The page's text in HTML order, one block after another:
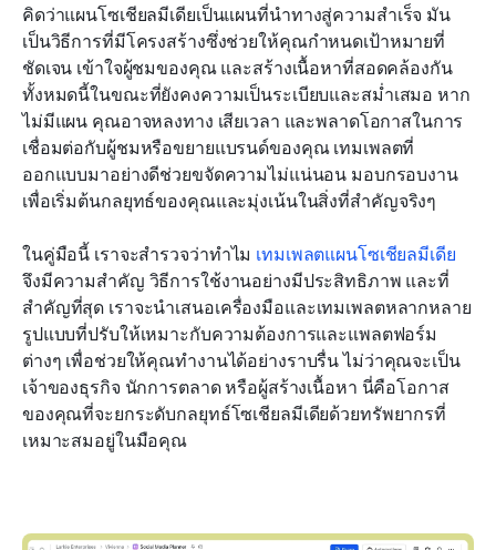
คิดว่าแผนโซเชียลมีเดียเป็นแผนที่นำทางสู่ความสำเร็จ มัน
เป็นวิธีการที่มีโครงสร้างซึ่งช่วยให้คุณกำหนดเป้าหมายที่
ชัดเจน เข้าใจผู้ชมของคุณ และสร้างเนื้อหาที่สอดคล้องกัน
ทั้งหมดนี้ในขณะที่ยังคงความเป็นระเบียบและสม่ำเสมอ หาก
ไม่มีแผน คุณอาจหลงทาง เสียเวลา และพลาดโอกาสในการ
เชื่อมต่อกับผู้ชมหรือขยายแบรนด์ของคุณ เทมเพลตที่
ออกแบบมาอย่างดีช่วยขจัดความไม่แน่นอน มอบกรอบงาน
เพื่อเริ่มต้นกลยุทธ์ของคุณและมุ่งเน้นในสิ่งที่สำคัญจริงๆ
ในคู่มือนี้ เราจะสำรวจว่าทำไม เทมเพลตแผนโซเชียลมีเดีย
จึงมีความสำคัญ วิธีการใช้งานอย่างมีประสิทธิภาพ และที่
สำคัญที่สุด เราจะนำเสนอเครื่องมือและเทมเพลตหลากหลาย
รูปแบบที่ปรับให้เหมาะกับความต้องการและแพลตฟอร์ม
ต่างๆ เพื่อช่วยให้คุณทำงานได้อย่างราบรื่น ไม่ว่าคุณจะเป็น
เจ้าของธุรกิจ นักการตลาด หรือผู้สร้างเนื้อหา นี่คือโอกาส
ของคุณที่จะยกระดับกลยุทธ์โซเชียลมีเดียด้วยทรัพยากรที่
เหมาะสมอยู่ในมือคุณ
คำแนะนำทีละขั้นตอน: วิธีใช้แม่แบบแผนโซเชียลมี
เดีย
โบนัส: เทมเพลตขั้นสูงสำหรับความต้องการเฉพาะ
บทสรุป